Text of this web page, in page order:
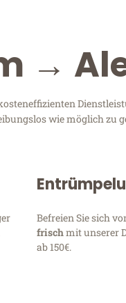
→
wie möglich zu
Befreien Sie sich
frischmit unserer
ab 150€.